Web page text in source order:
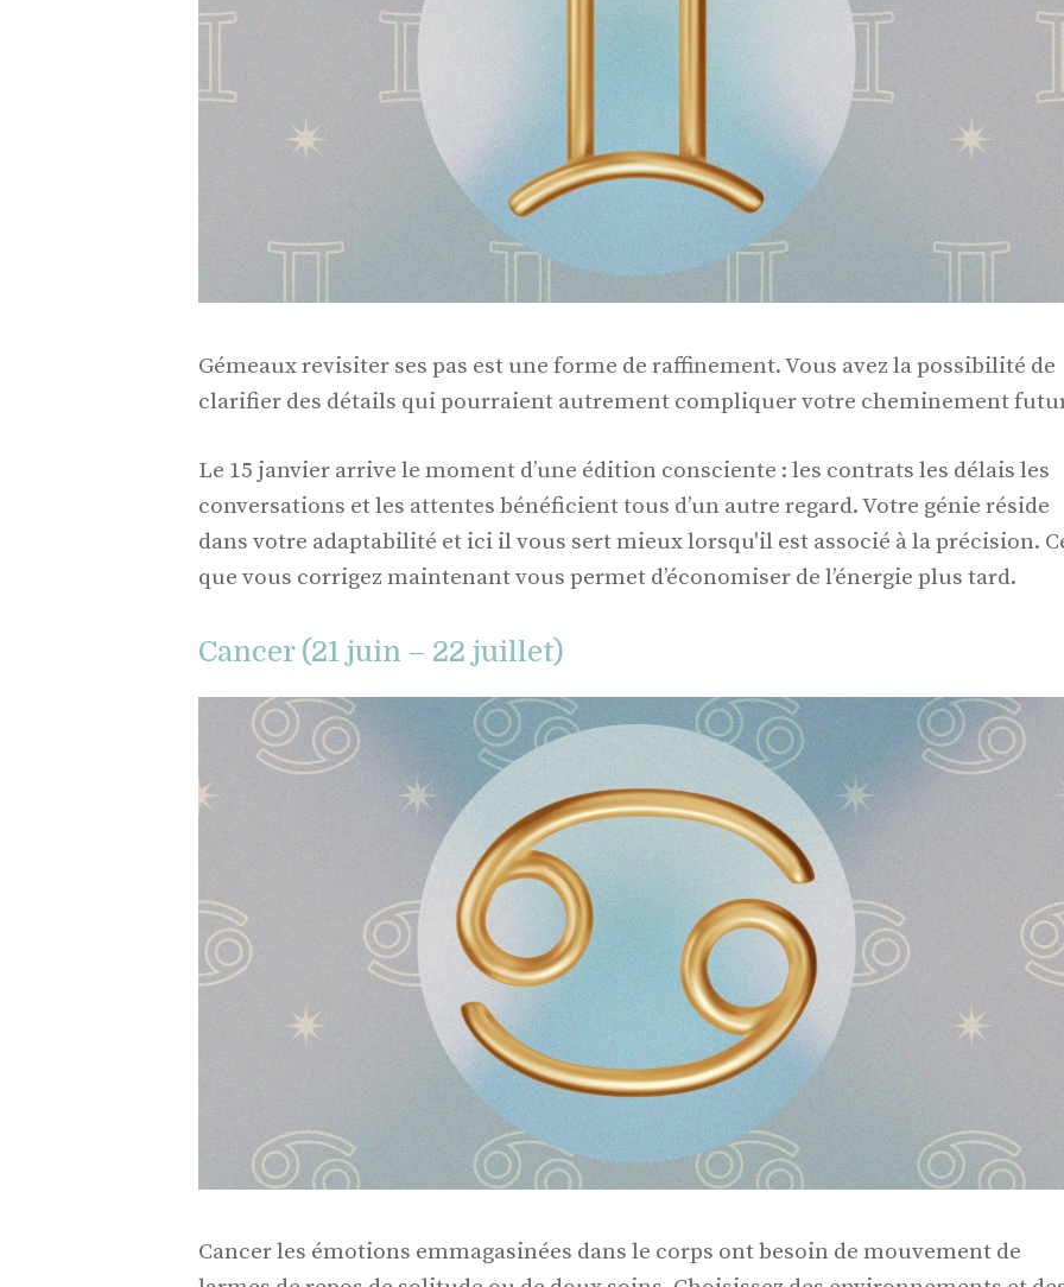
Gémeaux revisiter ses pas est une forme de raffinement. Vous avez la possibilité de
clarifier des détails qui pourraient autrement compliquer votre cheminement
Le 15 janvier arrive le moment d’une édition consciente : les contrats les délais les
conversations et les attentes bénéficient tous d’un autre regard. Votre génie réside
dans votre adaptabilité et ici il vous sert mieux lorsqu'il est associé à la précision.
que vous corrigez maintenant vous permet d’économiser de l’énergie plus tard.
Cancer (21 juin – 22 juillet)
Cancer les émotions emmagasinées dans le corps ont besoin de mouvement de